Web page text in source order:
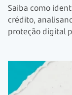
Saiba como
crédito,
proteção digital